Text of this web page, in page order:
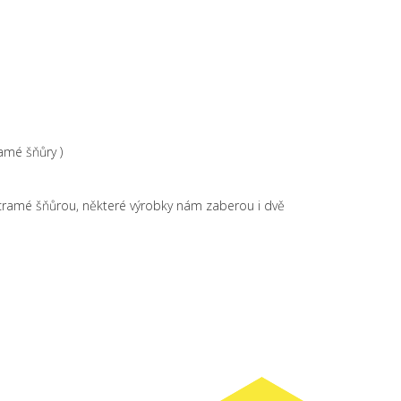
šňůry )
šňůrou, některé výrobky nám zaberou i dvě